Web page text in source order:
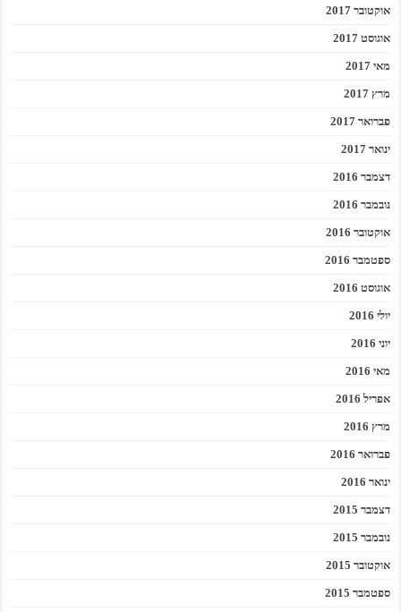
אוקטובר 2017
אוגוסט 2017
מאי 2017
מרץ 2017
פברואר 2017
ינואר 2017
דצמבר 2016
נובמבר 2016
אוקטובר 2016
ספטמבר 2016
אוגוסט 2016
יולי 2016
יוני 2016
מאי 2016
אפריל 2016
מרץ 2016
פברואר 2016
ינואר 2016
דצמבר 2015
נובמבר 2015
אוקטובר 2015
ספטמבר 2015